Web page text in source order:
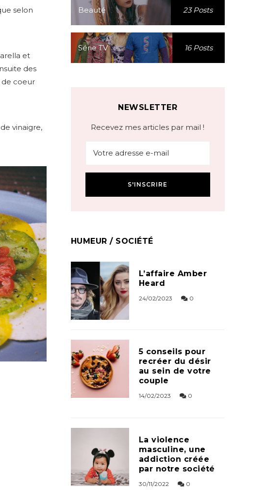
selon
et
des
de coeur
vinaigre,
Beauté 23 Posts
Série TV 16 Posts
NEWSLETTER
Recevez mes articles par mail !
HUMEUR / SOCIÉTÉ
L’affaire Amber
Heard
24/02/2023 0
5 conseils pour
recréer du désir
au sein de votre
couple
14/02/2023 0
La violence
masculine, une
addiction créée
par notre société
30/11/2022 0